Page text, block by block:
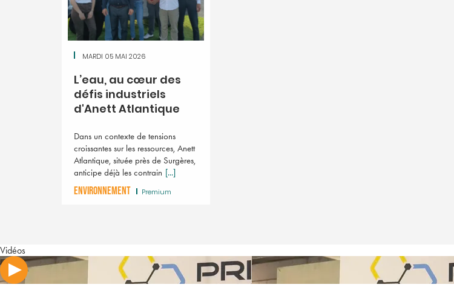
MARDI 05 MAI 2026
L’eau, au cœur des
défis industriels
d'Anett Atlantique
Dans un contexte de tensions
croissantes sur les ressources, Anett
Atlantique, située près de Surgères,
anticipe déjà les contrain [...]
ENVIRONNEMENT Premium
Vidéos